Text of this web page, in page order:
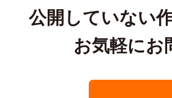
公開していない
お気軽にお